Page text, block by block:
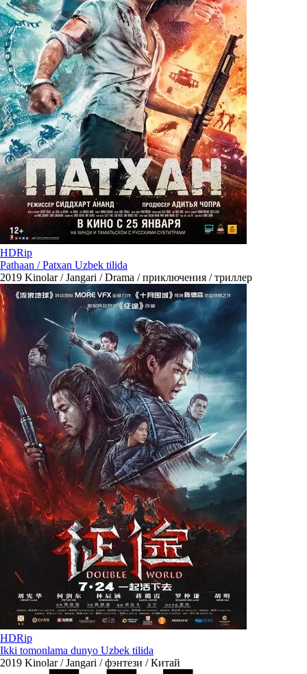
HDRip
Pathaan / Patxan Uzbek tilida
2019 Kinolar / Jangari / Drama / приключения / триллер
HDRip
Ikki tomonlama dunyo Uzbek tilida
2019 Kinolar / Jangari / фэнтези / Китай